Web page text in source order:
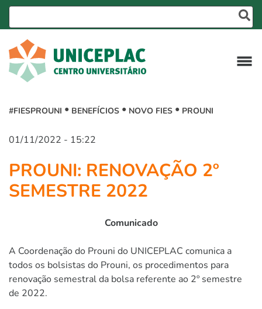
#FIESPROUNI BENEFÍCIOS NOVO FIES PROUNI
01/11/2022 - 15:22
PROUNI: RENOVAÇÃO 2º
SEMESTRE 2022
Comunicado
A Coordenação do Prouni do UNICEPLAC comunica a
todos os bolsistas do Prouni, os procedimentos para
renovação semestral da bolsa referente ao 2º semestre
de 2022.